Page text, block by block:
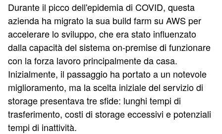
Durante il picco dell'epidemia di COVID, questa
azienda ha migrato la sua build farm su AWS per
accelerare lo sviluppo, che era stato influenzato
dalla capacità del sistema on-premise di funzionare
con la forza lavoro principalmente da casa.
Inizialmente, il passaggio ha portato a un notevole
miglioramento, ma la scelta iniziale del servizio di
storage presentava tre sfide: lunghi tempi di
trasferimento, costi di storage eccessivi e potenziali
tempi di inattività.